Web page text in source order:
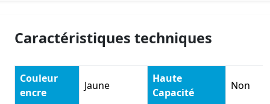
Caractéristiques techniques
Couleur
encre
Jaune
Haute
Capacité
Non